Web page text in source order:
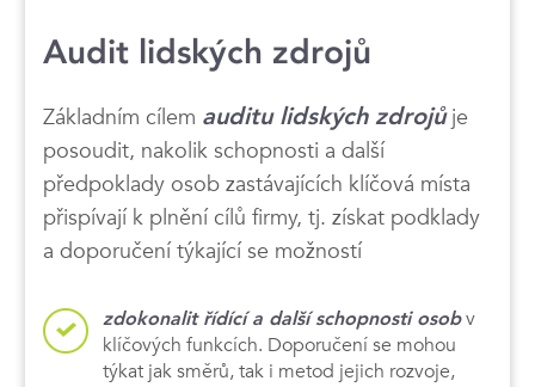
Audit lidských zdrojů
Základním cílem auditu lidských zdrojůje
posoudit, nakolik schopnosti a další
předpoklady osob zastávajících klíčová místa
přispívají k plnění cílů firmy, tj. získat podklady
a doporučení týkající se možností
zdokonalit řídící a další schopnosti osobv
klíčových funkcích. Doporučení se mohou
týkat jak směrů, tak i metod jejich rozvoje,